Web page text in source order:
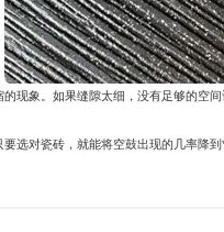
现象。如果缝隙太细，没有足够的空
选对瓷砖，就能将空鼓出现的几率降